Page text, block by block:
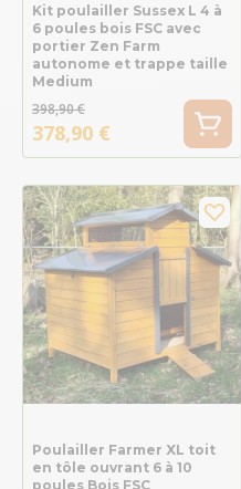
Kit poulailler Sussex L 4 à
6 poules bois FSC avec
portier Zen Farm
autonome et trappe taille
Medium
398,90 €
378,90 €
Poulailler Farmer XL toit
en tôle ouvrant 6 à 10
poules Bois FSC